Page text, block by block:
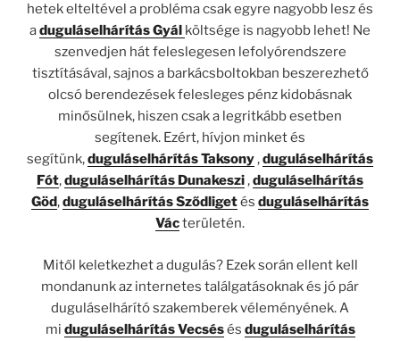
hetek elteltével a probléma csak egyre nagyobb lesz és
aduguláselhárítás Gyál költsége is nagyobb lehet! Ne
szenvedjen hát feleslegesen lefolyórendszere
tisztításával, sajnos a barkácsboltokban beszerezhető
olcsó berendezések felesleges pénz kidobásnak
minősülnek, hiszen csak a legritkább esetben
segítenek. Ezért, hívjon minket és
segítünk,duguláselhárítás Taksony,duguláselhárítás
Fót,duguláselhárítás Dunakeszi,duguláselhárítás
Göd,duguláselhárítás Sződligetés duguláselhárítás
Vácterületén.
Mitől keletkezhet a dugulás? Ezek során ellent kell
mondanunk az internetes találgatásoknak és jó pár
duguláselhárító szakemberek véleményének. A
mi duguláselhárítás Vecsésés duguláselhárítás